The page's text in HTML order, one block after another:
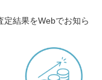
定結果をWebでお知ら